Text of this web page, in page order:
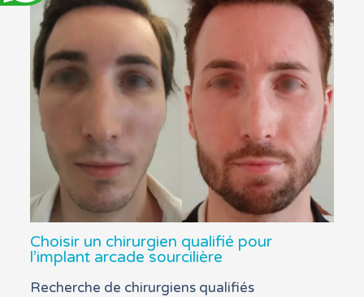
Choisir un chirurgien qualifié pour
l’implant arcade sourcilière
Recherche de chirurgiens qualifiés